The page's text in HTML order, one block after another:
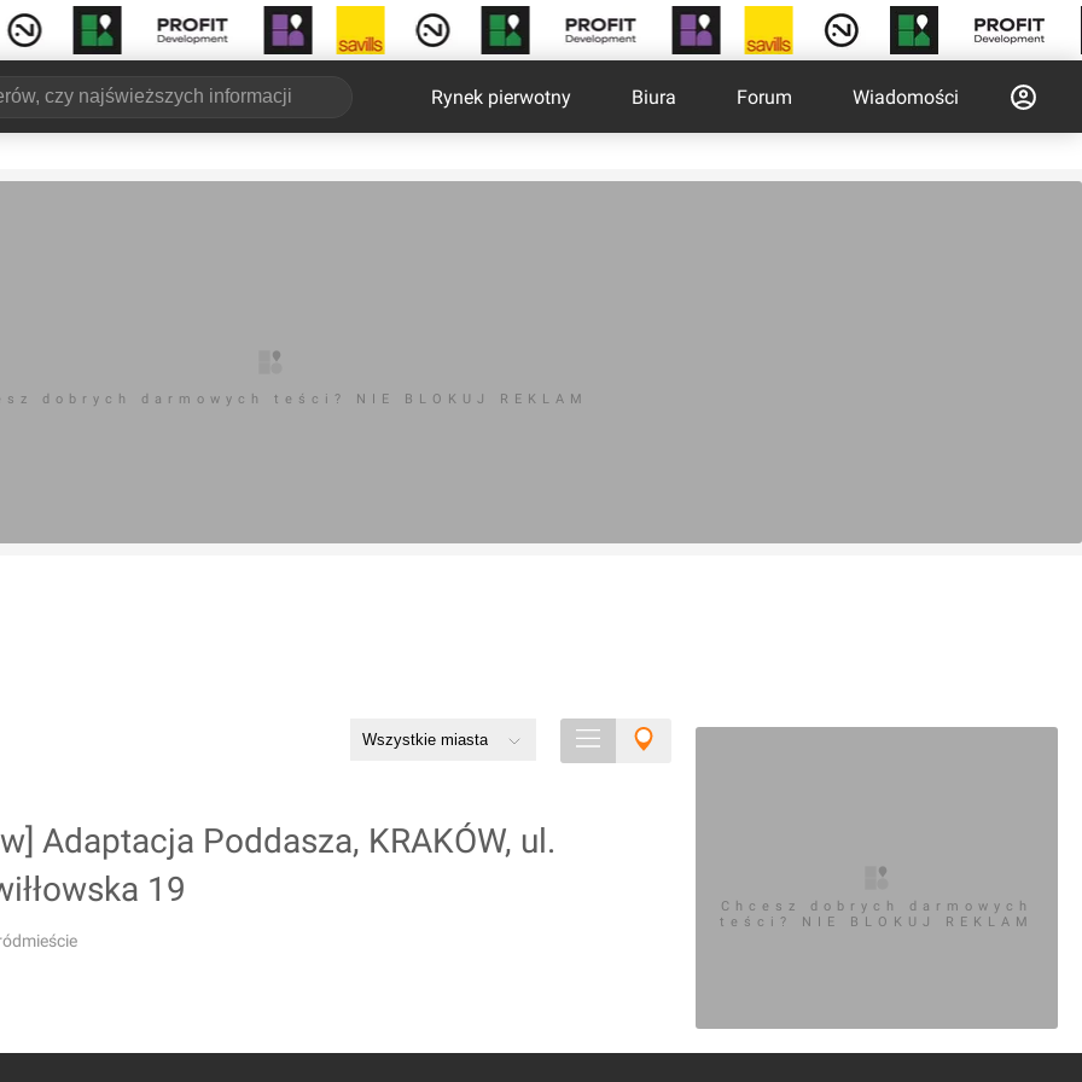
Rynek pierwotny Biura Forum Wiadomości
dobrych darmowych teści? NIE BLOKUJ REKLAM
Adaptacja Poddasza, KRAKÓW, ul.
19
Chcesz dobrych darmowych
teści? NIE BLOKUJ REKLAM